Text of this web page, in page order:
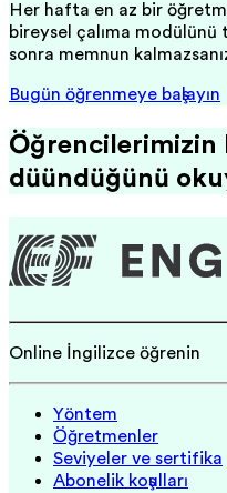
Her hafta en az bir
bireysel çalışma
sonra memnun
Bugün öğrenmeye başlayın
Öğrencilerimizin
düşündüğünü
Online İngilizce öğrenin
Yöntem
Öğretmenler
Seviyeler ve sertifika
Abonelik koşulları